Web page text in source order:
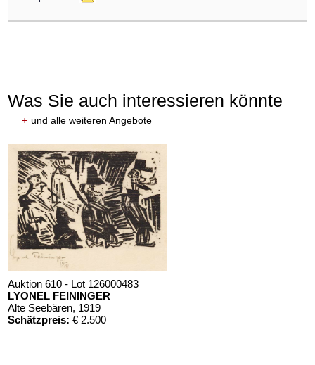
Was Sie auch interessieren könnte
+ und alle weiteren Angebote
Auktion 610 - Lot 126000483
LYONEL FEININGER
Alte Seebären, 1919
Schätzpreis: € 2.500